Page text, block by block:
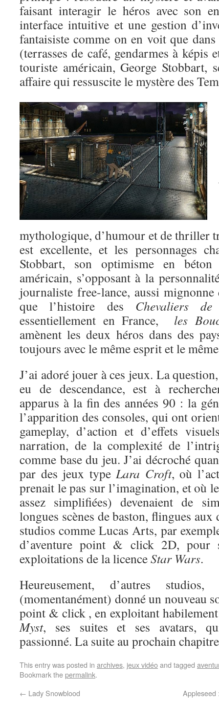
faisant interagir le héros avec son
interface intuitive et une gestion
fantaisiste comme on en voit que
(terrasses de café, gendarmes à képis
touriste américain, George Stobbart,
affaire qui ressuscite le mystère des
mythologique, d’humour et de thriller
est excellente, et les personnages
Stobbart, son optimisme en
américain, s’opposant à la
journaliste free-lance, aussi
que l’histoire des Chevaliers de
essentiellement en France,
les
amènent les deux héros dans des
toujours avec le même esprit et le
J’ai adoré jouer à ces jeux. La
eu de descendance, est à
apparus à la fin des années 90 : la
l’apparition des consoles, qui ont
gameplay, d’action et d’effets
narration, de la complexité de
comme base du jeu. J’ai décroché
par des jeux type Lara Croft, où
prenait le pas sur l’imagination, et où
assez simplifiées) devenaient de
longues scènes de baston, flingues
studios comme Lucas Arts, par
d’aventure point & click 2D, pour
exploitations de la licenceStar Wars.
Heureusement, d’autres
(momentanément) donné un nouveau
point & click , en exploitant
Myst, ses suites et ses avatars,
passionné. La suite au prochain
This entry was posted in archives, jeux vidéoand tagged
Bookmark thepermalink.
← Lady Snowblood Appleseed